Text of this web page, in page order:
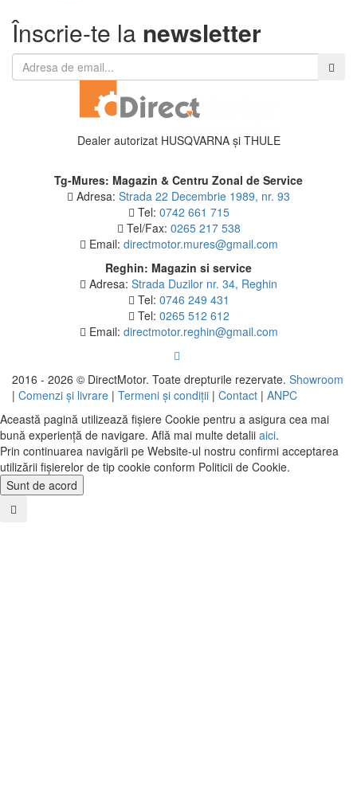
Înscrie-te la newsletter
Dealer autorizat HUSQVARNA și THULE
Tg-Mures: Magazin & Centru Zonal de Service
Adresa: Strada 22 Decembrie 1989, nr. 93
Tel: 0742 661 715
Tel/Fax: 0265 217 538
Email: directmotor.mures@gmail.com
Reghin: Magazin si service
Adresa: Strada Duzilor nr. 34, Reghin
Tel: 0746 249 431
Tel: 0265 512 612
Email: directmotor.reghin@gmail.com
2016 - 2026 © DirectMotor. Toate drepturile rezervate. Showroom
| Comenzi și livrare | Termeni și condiții | Contact | ANPC
Această pagină utilizează fișiere Cookie pentru a asigura cea mai
bună experiență de navigare. Află mai multe detalii aici.
Prin continuarea navigării pe Website-ul nostru confirmi acceptarea
utilizării fişierelor de tip cookie conform Politicii de Cookie.
Sunt de acord